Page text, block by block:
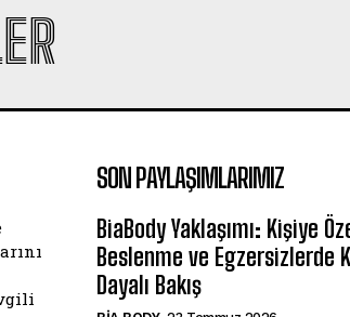
SON PAYLAŞIMLARIMIZ
BiaBody Yaklaşımı: Kişiye
Beslenme ve Egzersizlerde
Dayalı Bakış